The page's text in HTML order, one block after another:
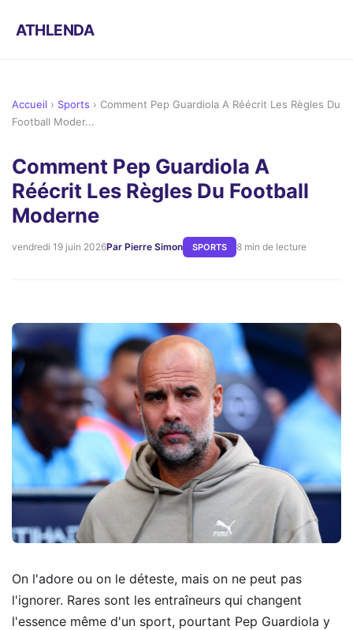
ATHLENDA
Accueil › Sports › Comment Pep Guardiola A Réécrit Les Règles Du
Football Moder...
Comment Pep Guardiola A
Réécrit Les Règles Du Football
Moderne
vendredi 19 juin 2026Par Pierre Simon SPORTS 8 min de lecture
On l'adore ou on le déteste, mais on ne peut pas
l'ignorer. Rares sont les entraîneurs qui changent
l'essence même d'un sport, pourtant Pep Guardiola y